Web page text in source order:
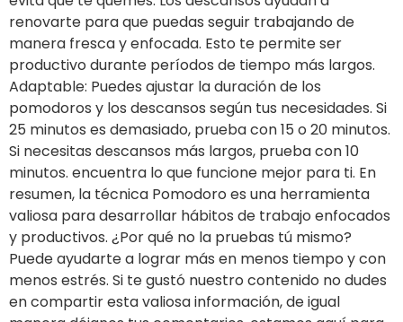
renovarte para que puedas seguir trabajando de
manera fresca y enfocada. Esto te permite ser
productivo durante períodos de tiempo más largos.
Adaptable: Puedes ajustar la duración de los
pomodoros y los descansos según tus necesidades. Si
25 minutos es demasiado, prueba con 15 o 20 minutos.
Si necesitas descansos más largos, prueba con 10
minutos. encuentra lo que funcione mejor para ti. En
resumen, la técnica Pomodoro es una herramienta
valiosa para desarrollar hábitos de trabajo enfocados
y productivos. ¿Por qué no la pruebas tú mismo?
Puede ayudarte a lograr más en menos tiempo y con
menos estrés. Si te gustó nuestro contenido no dudes
en compartir esta valiosa información, de igual